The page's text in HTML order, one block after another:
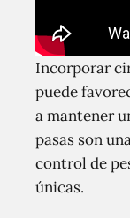
Incorporar
puede
a mantener
pasas son
control de
únicas.